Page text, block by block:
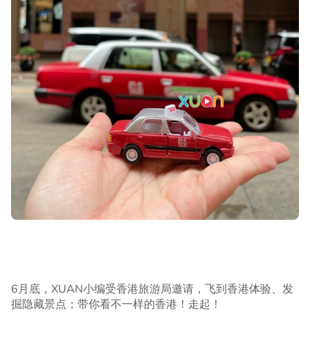
6月底，XUAN小编受香港旅游局邀请，飞到香港体验、发
掘隐藏景点；带你看不一样的香港！走起！